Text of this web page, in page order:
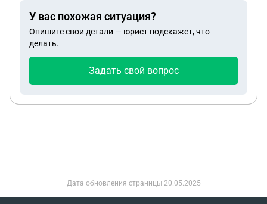
У вас похожая ситуация?
Опишите свои детали — юрист подскажет, что
делать.
Задать свой вопрос
Дата обновления страницы 20.05.2025